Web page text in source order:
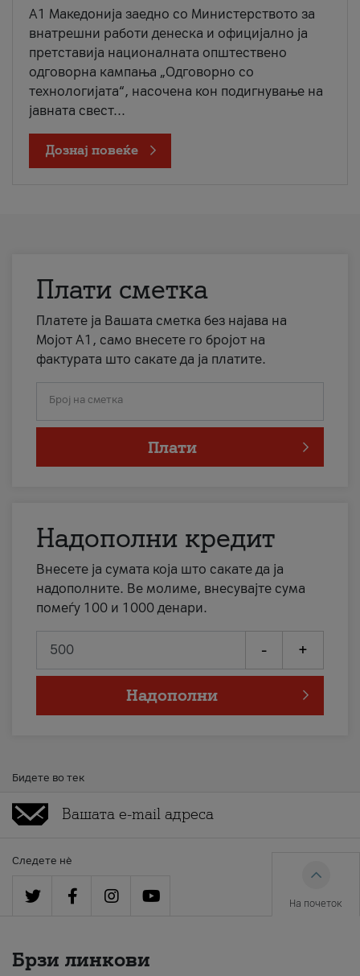
A1 Македонија заедно со Министерството за
внатрешни работи денеска и официјално ја
претставија националната општествено
одговорна кампања „Одговорно со
технологијата“, насочена кон подигнување на
јавната свест...
Дознај повеќе
Плати сметка
Платете ја Вашата сметка без најава на
Мојот А1, само внесете го бројот на
фактурата што сакате да ја платите.
Број на сметка
Плати
Надополни кредит
Внесете ја сумата која што сакате да ја
надополните. Ве молиме, внесувајте сума
помеѓу 100 и 1000 денари.
- +
Надополни
Бидете во тек
Следете нè
На почеток
Брзи линкови